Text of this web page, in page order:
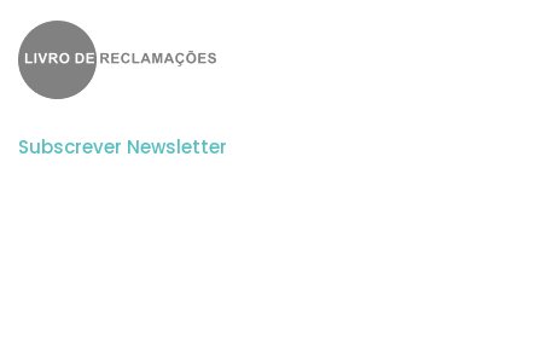
Subscrever Newsletter